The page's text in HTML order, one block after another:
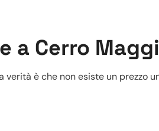
a Cerro
è che non esiste un prezzo